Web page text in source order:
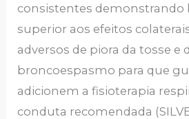
consistentes demonstrando
superior aos efeitos
adversos de piora da tosse e
broncoespasmo para que
adicionem a fisioterapia
conduta recomendada